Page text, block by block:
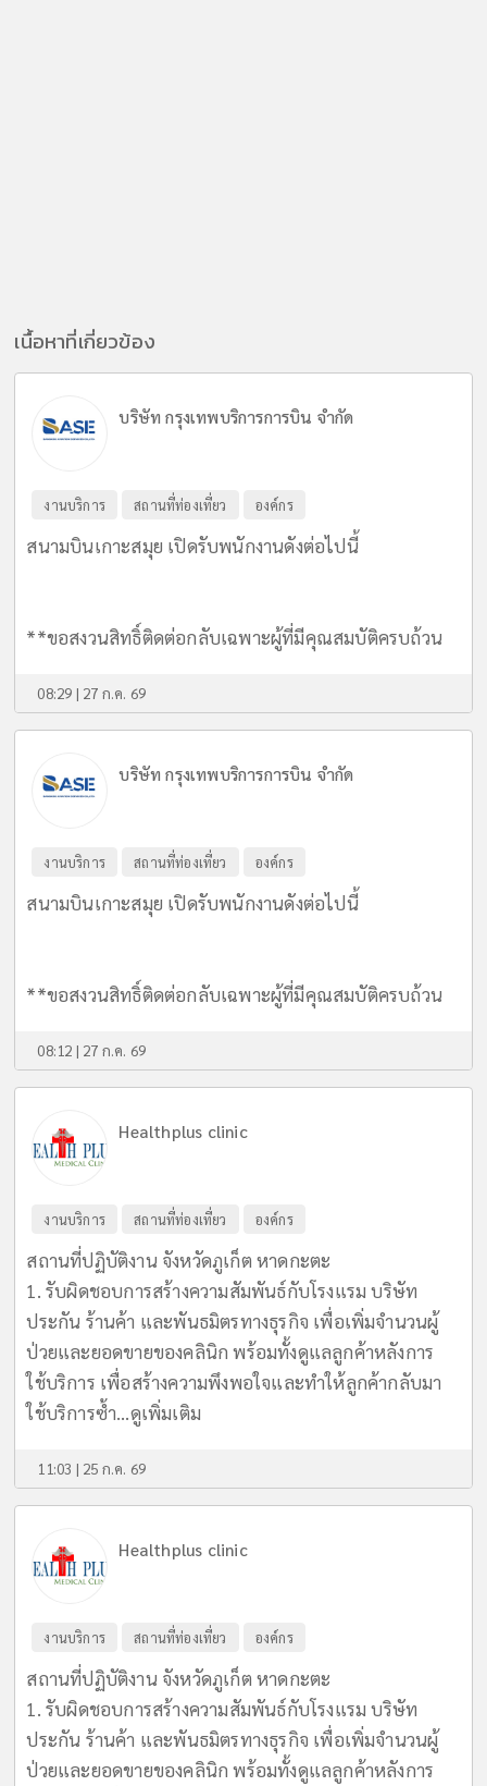
เนื้อหาที่เกี่ยวข้อง
บริษัท กรุงเทพบริการการบิน จำกัด
งานบริการ สถานที่ท่องเที่ยว องค์กร
สนามบินเกาะสมุย เปิดรับพนักงานดังต่อไปนี้
**ขอสงวนสิทธิ์ติดต่อกลับเฉพาะผู้ที่มีคุณสมบัติครบถ้วน
08:29 | 27 ก.ค. 69
บริษัท กรุงเทพบริการการบิน จำกัด
งานบริการ สถานที่ท่องเที่ยว องค์กร
สนามบินเกาะสมุย เปิดรับพนักงานดังต่อไปนี้
**ขอสงวนสิทธิ์ติดต่อกลับเฉพาะผู้ที่มีคุณสมบัติครบถ้วน
08:12 | 27 ก.ค. 69
Healthplus clinic
งานบริการ สถานที่ท่องเที่ยว องค์กร
สถานที่ปฏิบัติงาน จังหวัดภูเก็ต หาดกะตะ
1. รับผิดชอบการสร้างความสัมพันธ์กับโรงแรม บริษัท
ประกัน ร้านค้า และพันธมิตรทางธุรกิจ เพื่อเพิ่มจำนวนผู้
ป่วยและยอดขายของคลินิก พร้อมทั้งดูแลลูกค้าหลังการ
ใช้บริการ เพื่อสร้างความพึงพอใจและทำให้ลูกค้ากลับมา
ใช้บริการซ้ำ...ดูเพิ่มเติม
11:03 | 25 ก.ค. 69
Healthplus clinic
งานบริการ สถานที่ท่องเที่ยว องค์กร
สถานที่ปฏิบัติงาน จังหวัดภูเก็ต หาดกะตะ
1. รับผิดชอบการสร้างความสัมพันธ์กับโรงแรม บริษัท
ประกัน ร้านค้า และพันธมิตรทางธุรกิจ เพื่อเพิ่มจำนวนผู้
ป่วยและยอดขายของคลินิก พร้อมทั้งดูแลลูกค้าหลังการ